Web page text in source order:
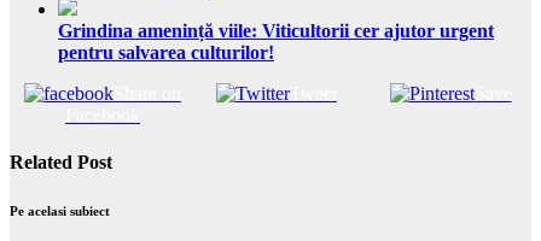
Grindina amenință viile: Viticultorii cer ajutor urgent
pentru salvarea culturilor!
Tweet Save
Related Post
Pe acelasi subiect